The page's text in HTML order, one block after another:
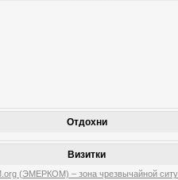
Отдохни
Визитки
(ЭМЕРКОМ) – зона чрезвычайной